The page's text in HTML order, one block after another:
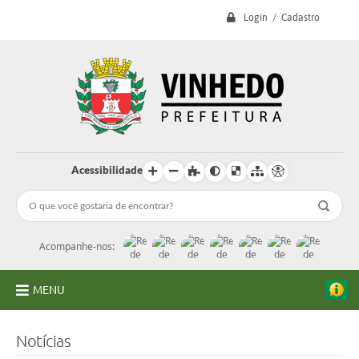
Login / Cadastro
Acessibilidade
Acompanhe-nos:
MENU
Notícias